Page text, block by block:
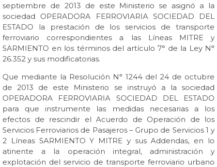
septiembre de 2013 de este Ministerio se asignó a la
sociedad OPERADORA FERROVIARIA SOCIEDAD DEL
ESTADO la prestación de los servicios de transporte
ferroviario correspondientes a las Líneas MITRE y
SARMIENTO en los términos del artículo 7° de la Ley N°
26.352 y sus modificatorias.
Que mediante la Resolución N° 1244 del 24 de octubre
de 2013 de este Ministerio se instruyó a la sociedad
OPERADORA FERROVIARIA SOCIEDAD DEL ESTADO
para que instrumente las medidas necesarias a los
efectos de rescindir el Acuerdo de Operación de los
Servicios Ferroviarios de Pasajeros – Grupo de Servicios 1 y
2 Líneas SARMIENTO Y MITRE y sus Addendas, en lo
atinente a la operación integral, administración y
explotación del servicio de transporte ferroviario urbano